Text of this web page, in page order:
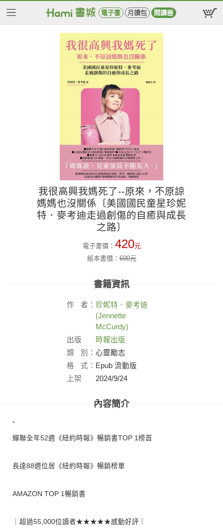
電子書 月讀包 閱讀器
我很高興我媽死了--原來，不原諒
媽媽也沒關係〔美國國民童星珍妮
特．麥考迪走過創傷的自癒與成長
之路〕
電子書價： 420元
紙本書價：600元
書籍資訊
作 者： 珍妮特．麥考迪
(Jennette
McCurdy)
出版
社：
時報出版
類
別： 心靈勵志
格
式： Epub 流動版
上架
2024/9/24
內容簡介
"
蟬聯全年52週《紐約時報》暢銷書TOP 1榜首
長達88週位居《紐約時報》暢銷榜單
AMAZON TOP 1暢銷書
｜超過55,000位讀者★★★★★感動好評｜